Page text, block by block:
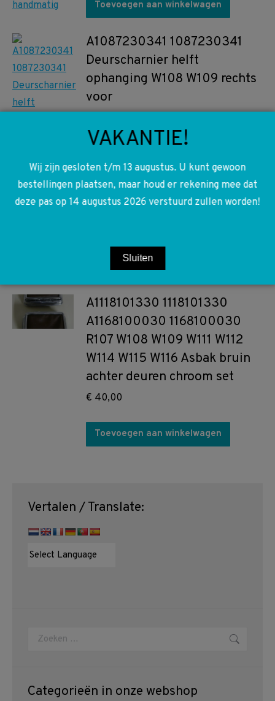
Toevoegen aan winkelwagen
A1087230341 1087230341
Deurscharnier helft
ophanging W108 W109 rechts
voor
A1118870079 1118870079
W108 W109 Motorkap veren
A1118101330 1118101330
A1168100030 1168100030
R107 W108 W109 W111 W112
W114 W115 W116 Asbak bruin
achter deuren chroom set
€ 40,00
Toevoegen aan winkelwagen
Vertalen / Translate:
Zoeken:
Categorieën in onze webshop
VAKANTIE!
Wij zijn gesloten t/m 13 augustus. U kunt gewoon
bestellingen plaatsen, maar houd er rekening mee dat
deze pas op 14 augustus 2026 verstuurd zullen worden!
Sluiten